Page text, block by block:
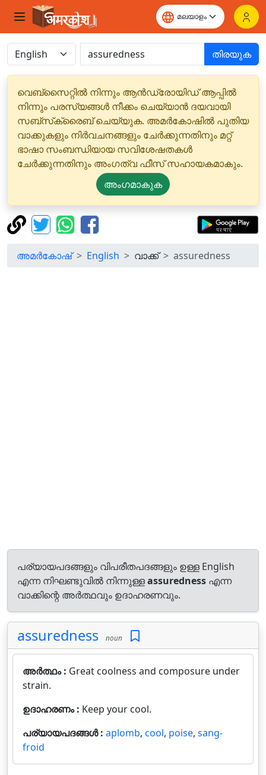
തിരയുക
വെബ്‌സൈറ്റിൽ നിന്നും ആൻഡ്രോയിഡ് ആപ്പിൽ
നിന്നും പരസ്യങ്ങൾ നീക്കം ചെയ്യാൻ ദയവായി
സബ്‌സ്‌ക്രൈബ് ചെയ്യുക. അമർകോഷിൽ പുതിയ
വാക്കുകളും നിർവചനങ്ങളും ചേർക്കുന്നതിനും മറ്റ്
ഭാഷാ സംബന്ധിയായ സവിശേഷതകൾ
ചേർക്കുന്നതിനും അംഗത്വ ഫീസ് സഹായകമാകും.
അംഗമാകുക
അമർകോഷ് English വാക്ക് assuredness
പര്യായപദങ്ങളും വിപരീതപദങ്ങളും ഉള്ള English
എന്ന നിഘണ്ടുവിൽ നിന്നുള്ളassuredness എന്ന
വാക്കിന്റെ അർത്ഥവും ഉദാഹരണവും.
assuredness noun
അർത്ഥം : Great coolness and composure under
strain.
ഉദാഹരണം : Keep your cool.
പര്യായപദങ്ങൾ : aplomb, cool, poise, sang-
froid